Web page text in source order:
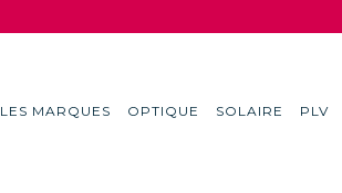
LES MARQUES OPTIQUE SOLAIRE PLV